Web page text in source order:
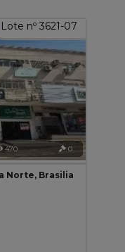
Lote nº 3621-07
470 0
Norte, Brasilia